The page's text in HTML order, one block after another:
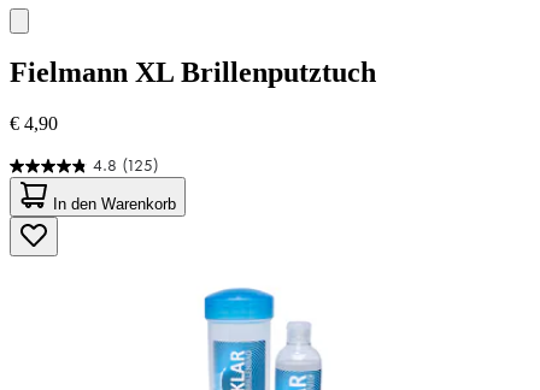
Fielmann XL Brillenputztuch
€ 4,90
4.8 (125)
4.8
von
5
Sternen.
125
In den Warenkorb